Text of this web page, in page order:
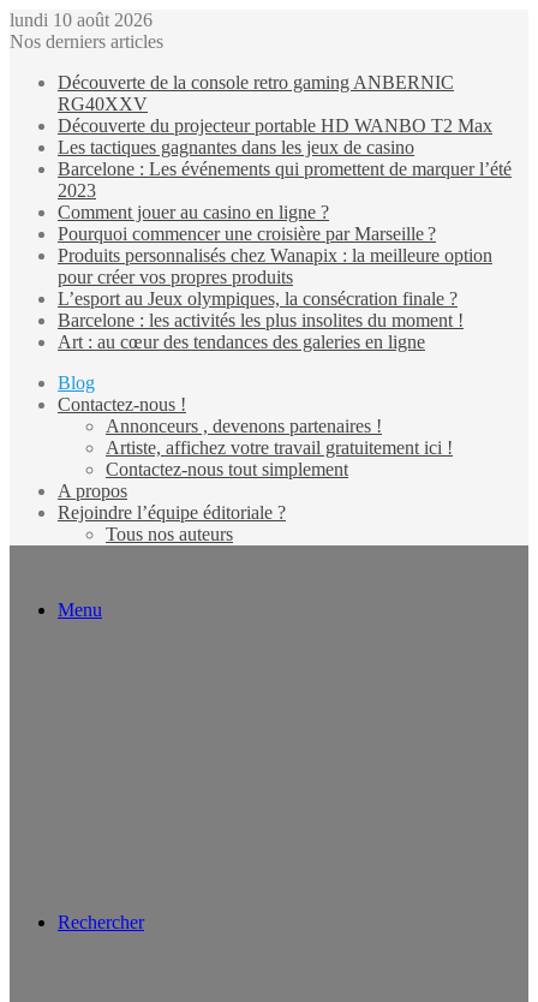
lundi 10 août 2026
Nos derniers articles
Découverte de la console retro gaming ANBERNIC
RG40XXV
Découverte du projecteur portable HD WANBO T2 Max
Les tactiques gagnantes dans les jeux de casino
Barcelone : Les événements qui promettent de marquer l’été
2023
Comment jouer au casino en ligne ?
Pourquoi commencer une croisière par Marseille ?
Produits personnalisés chez Wanapix : la meilleure option
pour créer vos propres produits
L’esport au Jeux olympiques, la consécration finale ?
Barcelone : les activités les plus insolites du moment !
Art : au cœur des tendances des galeries en ligne
Blog
Contactez-nous !
Annonceurs , devenons partenaires !
Artiste, affichez votre travail gratuitement ici !
Contactez-nous tout simplement
A propos
Rejoindre l’équipe éditoriale ?
Tous nos auteurs
Menu
Rechercher